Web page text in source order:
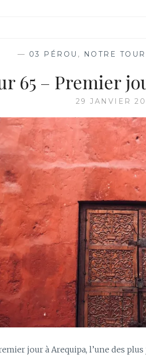
— 03 PÉROU , NOTRE
65 – Premier
29 JANVIER
jour à Arequipa, l’une des